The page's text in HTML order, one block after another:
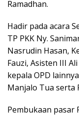
Ramadhan.
Hadir pada acara
TP PKK Ny.
Nasrudin Hasan,
Fauzi, Asisten III
kepala OPD
Manjalo Tua serta
Pembukaan pasar